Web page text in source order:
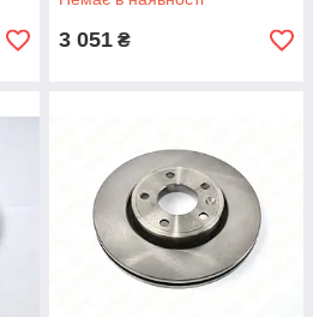
3 051 ₴